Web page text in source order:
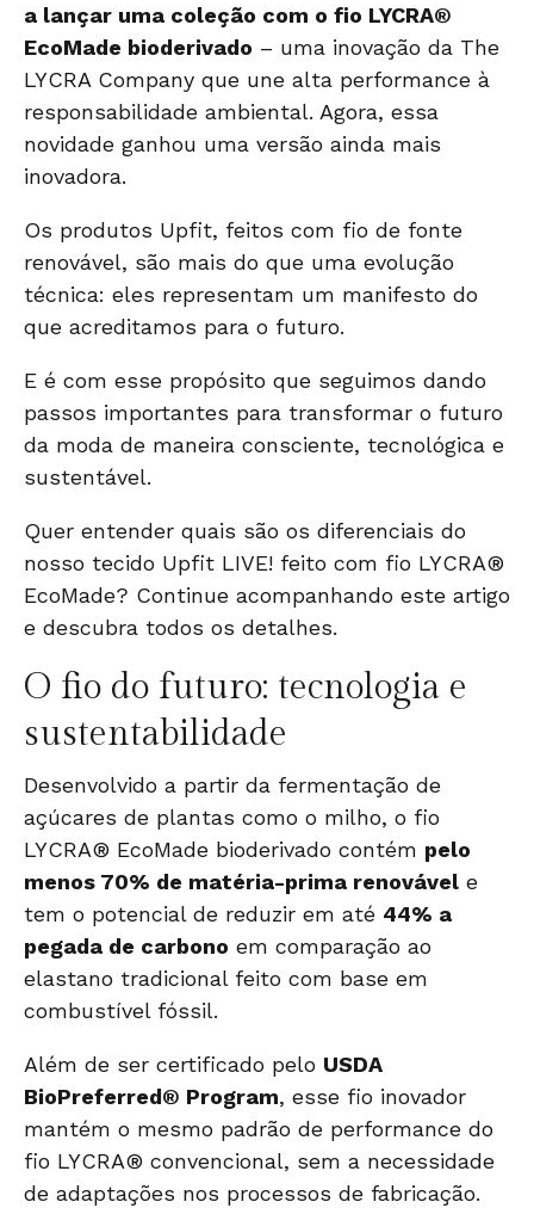
a lançar uma coleção com o fio LYCRA®
EcoMade bioderivado – uma inovação da The
LYCRA Company que une alta performance à
responsabilidade ambiental. Agora, essa
novidade ganhou uma versão ainda mais
inovadora.
Os produtos Upfit, feitos com fio de fonte
renovável, são mais do que uma evolução
técnica: eles representam um manifesto do
que acreditamos para o futuro.
E é com esse propósito que seguimos dando
passos importantes para transformar o futuro
da moda de maneira consciente, tecnológica e
sustentável.
Quer entender quais são os diferenciais do
nosso tecido Upfit LIVE! feito com fio LYCRA®
EcoMade? Continue acompanhando este artigo
e descubra todos os detalhes.
O fio do futuro: tecnologia e
sustentabilidade
Desenvolvido a partir da fermentação de
açúcares de plantas como o milho, o fio
LYCRA® EcoMade bioderivado contém pelo
menos 70% de matéria-prima renovável e
tem o potencial de reduzir em até 44% a
pegada de carbono em comparação ao
elastano tradicional feito com base em
combustível fóssil.
Além de ser certificado pelo USDA
BioPreferred® Program, esse fio inovador
mantém o mesmo padrão de performance do
fio LYCRA® convencional, sem a necessidade
de adaptações nos processos de fabricação.